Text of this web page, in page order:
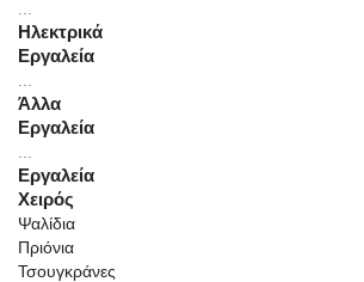
Ηλεκτρικά
Εργαλεία
Άλλα
Εργαλεία
Εργαλεία
Χειρός
Ψαλίδια
Πριόνια
Τσουγκράνες